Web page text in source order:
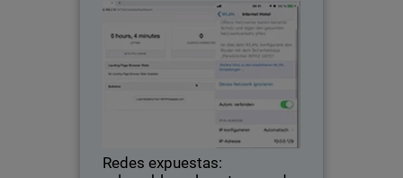
Redes expuestas:
Redes expuestas: vulnerables a
los ataques de gemelo malvado
Vea cómo nuestros expertos llevan a
cabo una prueba de seguridad del Wi-Fi
de este hotel en Polonia para evaluar si
la red está protegida contra potenciales